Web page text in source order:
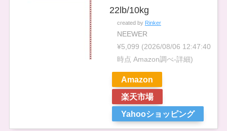
22lb/10kg
created by Rinker
NEEWER
¥5,099 (2026/08/06 12:47:40
時点 Amazon調べ-詳細)
Amazon
楽天市場
Yahooショッピング